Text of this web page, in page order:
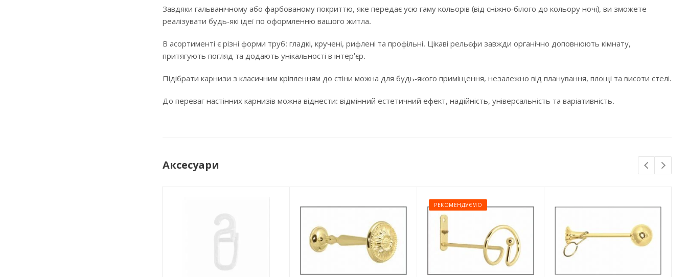
Завдяки гальванічному або фарбованому покриттю, яке передає усю гаму кольорів (від сніжно-білого до кольору ночі), ви зможете
реалізувати будь-які ідеї по оформленню вашого житла.
В асортименті є різні форми труб: гладкі, кручені, рифлені та профільні. Цікаві рельєфи завжди органічно доповнюють кімнату,
притягують погляд та додають унікальності в інтер'єр.
Підібрати карнизи з класичним кріпленням до стіни можна для будь-якого приміщення, незалежно від планування, площі та висоти стелі.
До переваг настінних карнизів можна віднести: відмінний естетичний ефект, надійність, універсальність та варіативність.
Аксесуари
РЕКОМЕНДУЄМО